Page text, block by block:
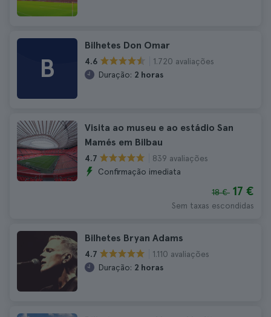
B
Bilhetes Don Omar
4.6
1.720 avaliações
Duração: 2 horas
Visita ao museu e ao estádio San
Mamés em Bilbau
4.7
839 avaliações
Confirmação imediata
18 € 17 €
Sem taxas escondidas
Bilhetes Bryan Adams
4.7
1.110 avaliações
Duração: 2 horas